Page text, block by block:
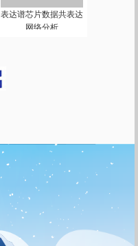
表达谱芯片数据共表达
网络分析